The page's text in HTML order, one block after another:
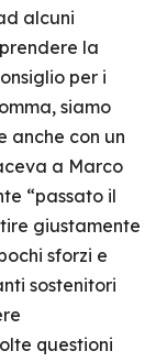
alcuni
la
per i
siamo
anche con un
a Marco
“passato il
giustamente
sforzi e
sostenitori
questioni